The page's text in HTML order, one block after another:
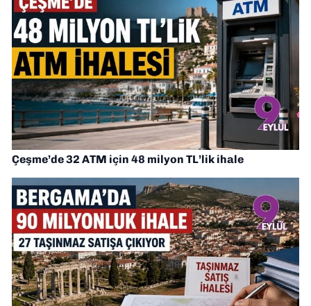
Çeşme’de 32 ATM için 48 milyon TL’lik ihale